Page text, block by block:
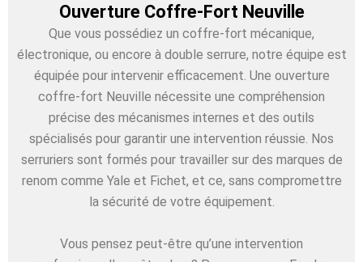
Ouverture Coffre-Fort Neuville
Que vous possédiez un coffre-fort mécanique,
électronique, ou encore à double serrure, notre équipe est
équipée pour intervenir efficacement. Une ouverture
coffre-fort Neuville nécessite une compréhension
précise des mécanismes internes et des outils
spécialisés pour garantir une intervention réussie. Nos
serruriers sont formés pour travailler sur des marques de
renom comme Yale et Fichet, et ce, sans compromettre
la sécurité de votre équipement.
Vous pensez peut-être qu’une intervention